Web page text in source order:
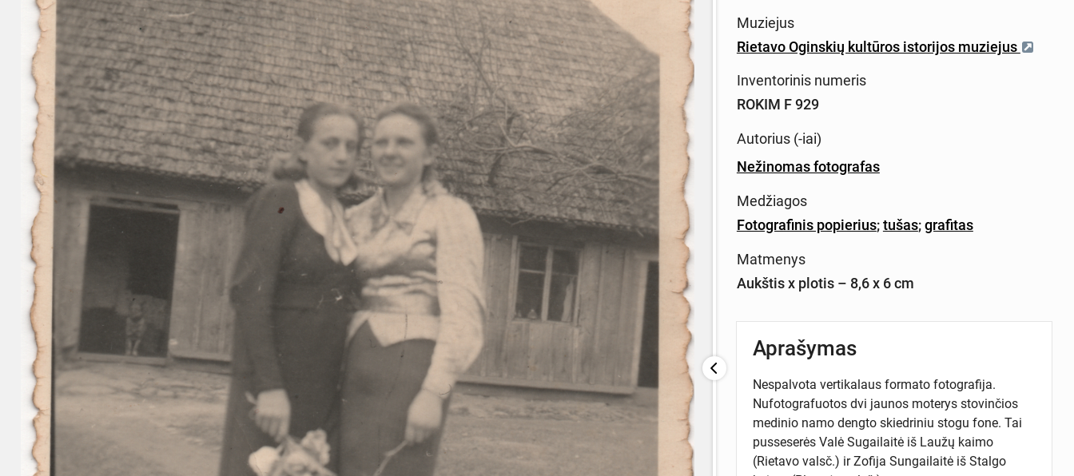
Muziejus
Rietavo Oginskių kultūros istorijos muziejus
Inventorinis numeris
ROKIM F 929
Autorius (-iai)
Nežinomas fotografas
Medžiagos
Fotografinis popierius;tušas;grafitas
Matmenys
Aukštis x plotis – 8,6 x 6 cm
Aprašymas
Nespalvota vertikalaus formato fotografija.
Nufotografuotos dvi jaunos moterys stovinčios
medinio namo dengto skiedriniu stogu fone. Tai
pusseserės Valė Sugailaitė iš Laužų kaimo
(Rietavo valsč.) ir Zofija Sungailaitė iš Stalgo